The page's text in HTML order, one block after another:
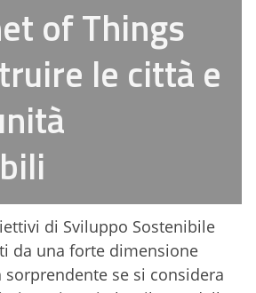
of Things
le città e
di Sviluppo Sostenibile
da una forte dimensione
se si considera